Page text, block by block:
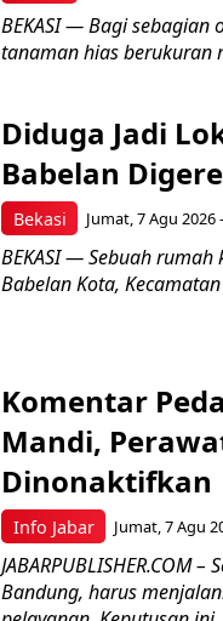
BEKASI — Bagi sebagian
tanaman hias berukuran
Bekasi
Diduga Jadi
Babelan
Jumat, 7 Agu 2026
BEKASI — Sebuah rumah
Babelan Kota,
Info Jabar
Komentar
Mandi,
Dinonaktifkan
Jumat, 7 Agu
JABARPUBLISHER.COM
Bandung, harus